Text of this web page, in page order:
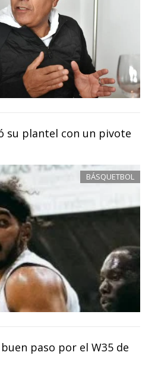
su plantel con un pivote
BÁSQUETBOL
paso por el W35 de